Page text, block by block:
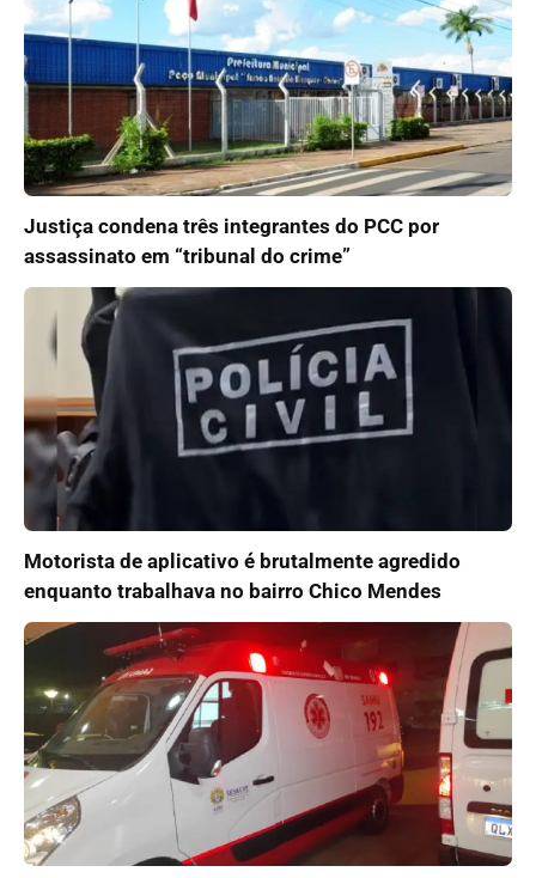
Justiça condena três integrantes do PCC por
assassinato em “tribunal do crime”
Motorista de aplicativo é brutalmente agredido
enquanto trabalhava no bairro Chico Mendes